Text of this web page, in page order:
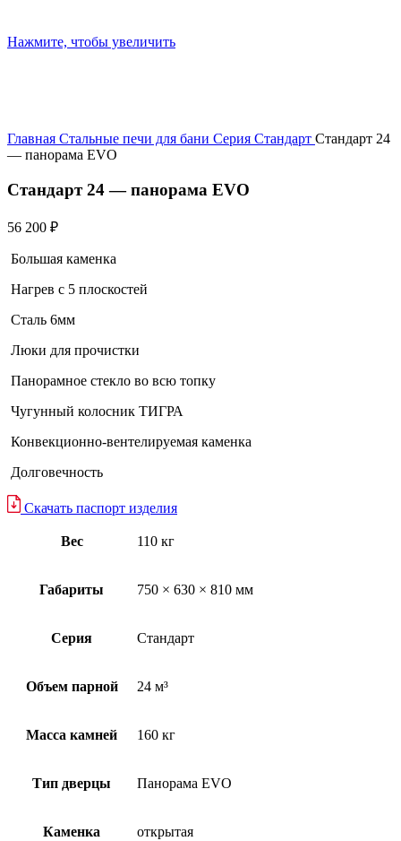
Нажмите, чтобы увеличить
Главная Стальные печи для бани Серия Стандарт Стандарт 24
— панорама EVO
Стандарт 24 — панорама EVO
56 200 ₽
Большая каменка
Нагрев с 5 плоскостей
Сталь 6мм
Люки для прочистки
Панорамное стекло во всю топку
Чугунный колосник ТИГРА
Конвекционно-вентелируемая каменка
Долговечность
Скачать паспорт изделия
Вес 110 кг
Габариты 750 × 630 × 810 мм
Серия Стандарт
Объем парной 24 м³
Масса камней 160 кг
Тип дверцы Панорама EVO
Каменка открытая